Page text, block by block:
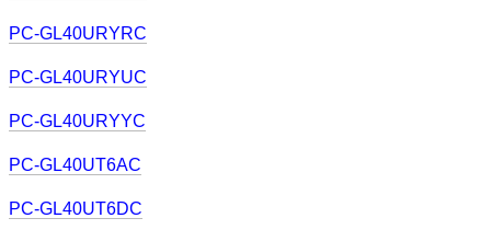
PC-GL40URYRC
PC-GL40URYUC
PC-GL40URYYC
PC-GL40UT6AC
PC-GL40UT6DC